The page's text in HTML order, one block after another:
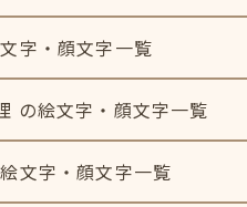
字・顔文字一覧
の絵文字・顔文字一覧
文字・顔文字一覧